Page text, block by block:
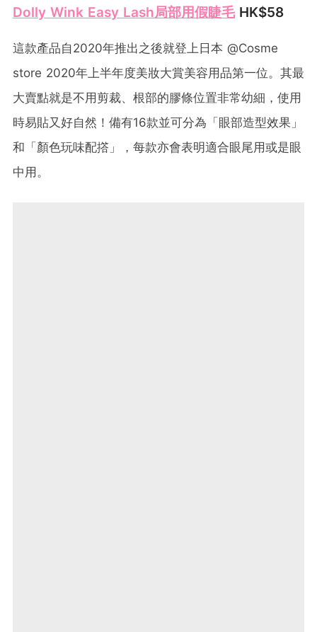
Dolly Wink Easy Lash局部用假睫毛HK$58
這款產品自2020年推出之後就登上日本 @Cosme
store 2020年上半年度美妝大賞美容用品第一位。其最
大賣點就是不用剪裁、根部的膠條位置非常幼細，使用
時易貼又好自然！備有16款並可分為「眼部造型效果」
和「顏色玩味配撘」，每款亦會表明適合眼尾用或是眼
中用。